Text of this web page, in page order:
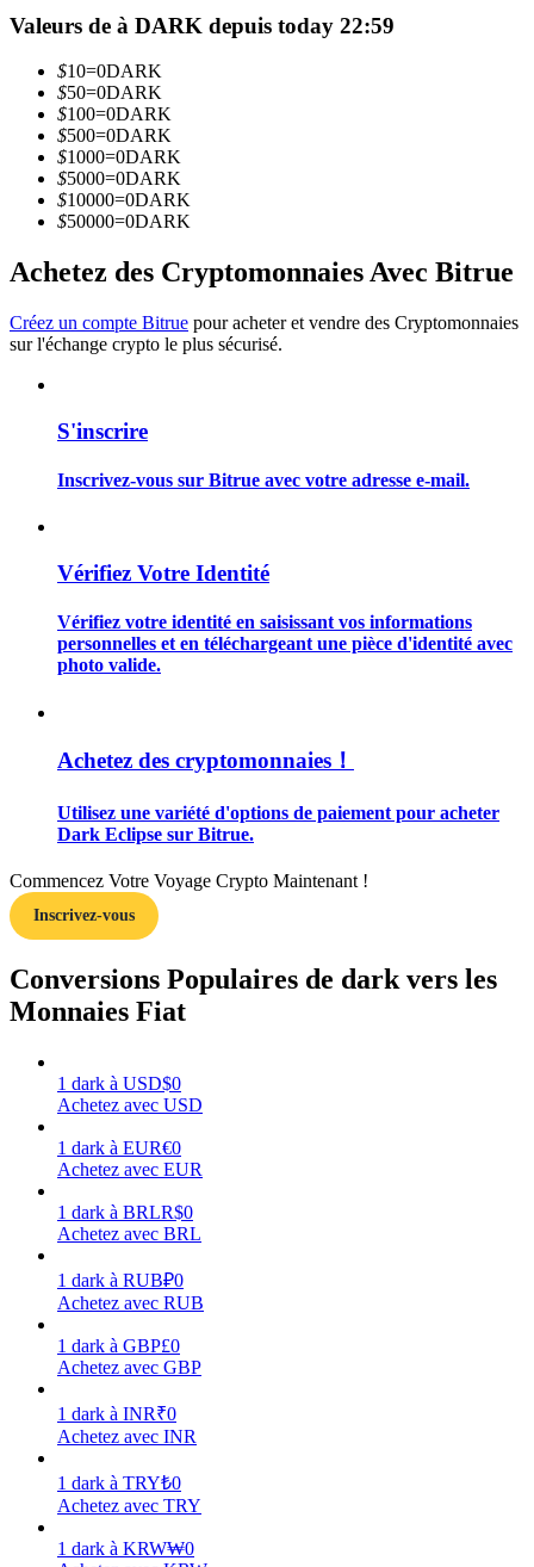
Devenez un trader de copie
Profitez du partage des bénéfices et des commissions de copy
trading
Information
Guide
Guide de démarrage des contrats à terme
Stratégies de trading
Gagner
Cochon de puissance
Gagnez quotidiennement des récompenses compétitives
Valeurs de à DARK depuis today 22:59
$10=0DARK
$50=0DARK
$100=0DARK
$500=0DARK
$1000=0DARK
$5000=0DARK
$10000=0DARK
$50000=0DARK
Achetez des Cryptomonnaies Avec Bitrue
Créez un compte Bitrue pour acheter et vendre des Cryptomonnaies
sur l'échange crypto le plus sécurisé.
S'inscrire
Inscrivez-vous sur Bitrue avec votre adresse e-mail.
Vérifiez Votre Identité
Vérifiez votre identité en saisissant vos informations
personnelles et en téléchargeant une pièce d'identité avec
photo valide.
Achetez des cryptomonnaies！
Utilisez une variété d'options de paiement pour acheter
Dark Eclipse sur Bitrue.
Commencez Votre Voyage Crypto Maintenant !
Inscrivez-vous
Conversions Populaires de dark vers les
Monnaies Fiat
1 dark à USD$0
Achetez avec USD
1 dark à EUR€0
Achetez avec EUR
1 dark à BRLR$0
Achetez avec BRL
1 dark à RUB₽0
Achetez avec RUB
1 dark à GBP£0
Achetez avec GBP
1 dark à INR₹0
Achetez avec INR
1 dark à TRY₺0
Achetez avec TRY
1 dark à KRW₩0